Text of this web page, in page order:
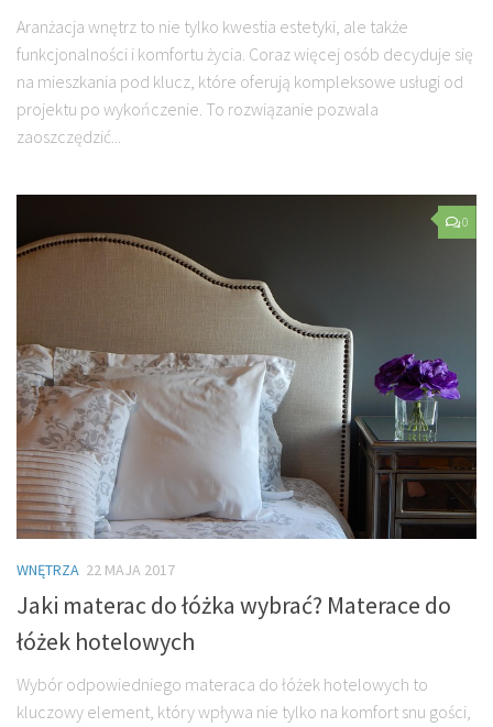
Aranżacja wnętrz to nie tylko kwestia estetyki, ale także
funkcjonalności i komfortu życia. Coraz więcej osób decyduje się
na mieszkania pod klucz, które oferują kompleksowe usługi od
projektu po wykończenie. To rozwiązanie pozwala
zaoszczędzić...
0
WNĘTRZA 22 MAJA 2017
Jaki materac do łóżka wybrać? Materace do
łóżek hotelowych
Wybór odpowiedniego materaca do łóżek hotelowych to
kluczowy element, który wpływa nie tylko na komfort snu gości,